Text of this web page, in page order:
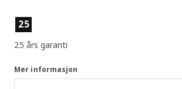
Produktfunksjoner
25
25 års garanti
Mer informasjon